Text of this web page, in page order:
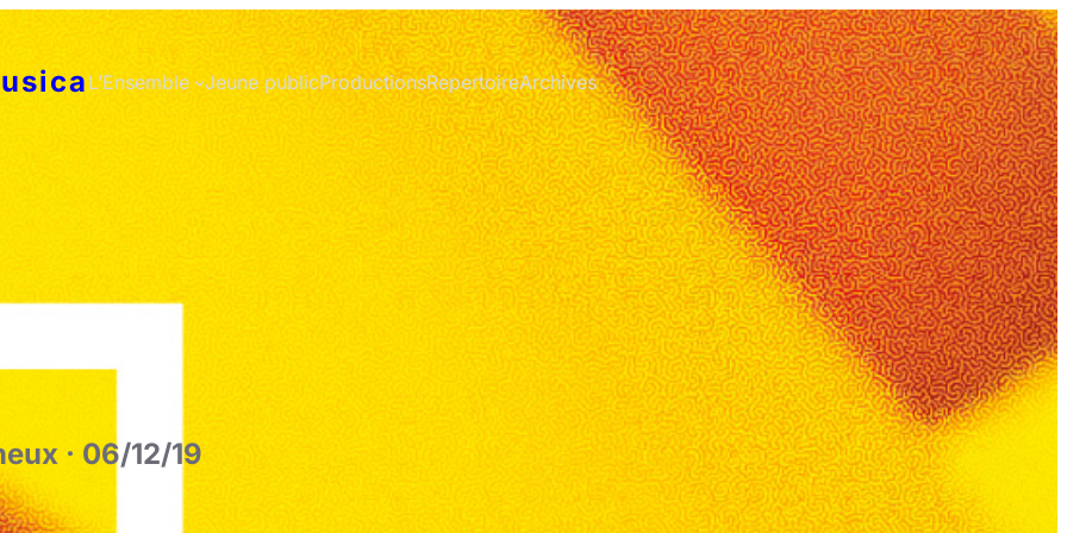
L’Ensemble Jeune publicProductionsRepertoireArchives
· 06/12/19